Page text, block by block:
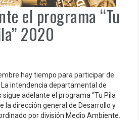
el programa “Tu
2020
hay tiempo para participar de
intendencia departamental de
sigue adelante el programa “Tu Pila
la dirección general de Desarrollo y
por división Medio Ambiente.